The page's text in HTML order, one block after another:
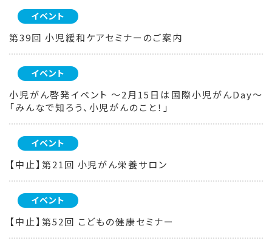
イベント
第39回 小児緩和ケアセミナーのご案内
イベント
小児がん啓発イベント ～2月15日は国際小児がんDay～
「みんなで知ろう、小児がんのこと！」
イベント
【中止】第21回 小児がん栄養サロン
イベント
【中止】第52回 こどもの健康セミナー